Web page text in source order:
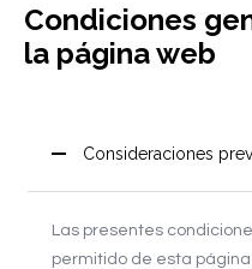
Condiciones
la página web
Consideraciones
Las presentes
permitido de esta página